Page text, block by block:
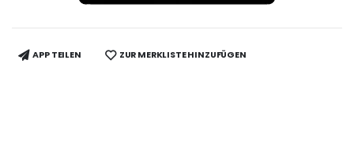
APP TEILEN ZUR MERKLISTE HINZUFÜGEN